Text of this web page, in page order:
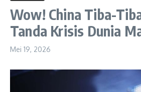
Wow! China Tiba-
Tanda Krisis Dunia
Mei 19, 2026